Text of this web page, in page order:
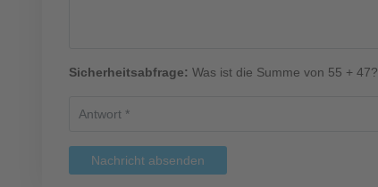
Sicherheitsabfrage: Was ist die Summe von 55 + 47?
Nachricht absenden